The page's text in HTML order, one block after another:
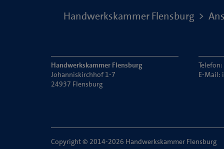
Handwerkskammer Flensburg
Handwerkskammer Flensburg
Johanniskirchhof 1-7
24937 Flensburg
E-Mail:
Copyright © 2014-2026 Handwerkskammer Flensburg